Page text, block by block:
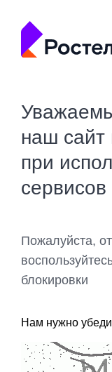
наш сайт
при
сервисов
Пожалуйста,
блокировки
Нам нужно